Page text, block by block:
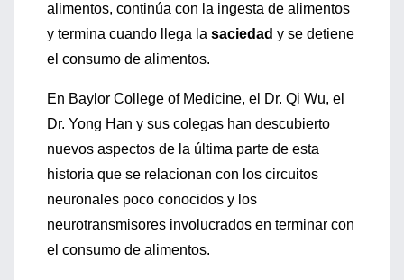
alimentos, continúa con la ingesta de alimentos
y termina cuando llega la saciedad y se detiene
el consumo de alimentos.
En Baylor College of Medicine, el Dr. Qi Wu, el
Dr. Yong Han y sus colegas han descubierto
nuevos aspectos de la última parte de esta
historia que se relacionan con los circuitos
neuronales poco conocidos y los
neurotransmisores involucrados en terminar con
el consumo de alimentos.